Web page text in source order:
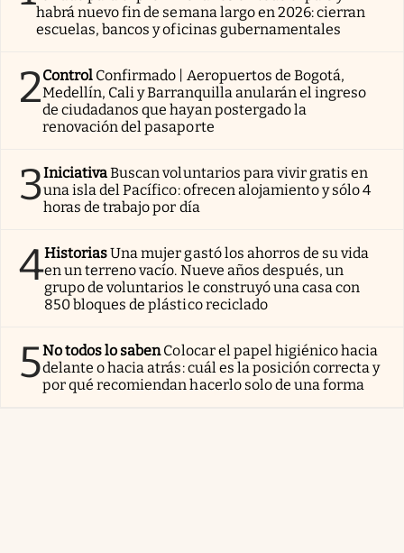
habrá nuevo fin de semana largo en 2026: cierran
escuelas, bancos y oficinas gubernamentales
2Control Confirmado | Aeropuertos de Bogotá,
Medellín, Cali y Barranquilla anularán el ingreso
de ciudadanos que hayan postergado la
renovación del pasaporte
3IniciativaBuscan voluntarios para vivir gratis en
una isla del Pacífico: ofrecen alojamiento y sólo 4
horas de trabajo por día
4HistoriasUna mujer gastó los ahorros de su vida
en un terreno vacío. Nueve años después, un
grupo de voluntarios le construyó una casa con
850 bloques de plástico reciclado
5No todos lo sabenColocar el papel higiénico hacia
delante o hacia atrás: cuál es la posición correcta y
por qué recomiendan hacerlo solo de una forma